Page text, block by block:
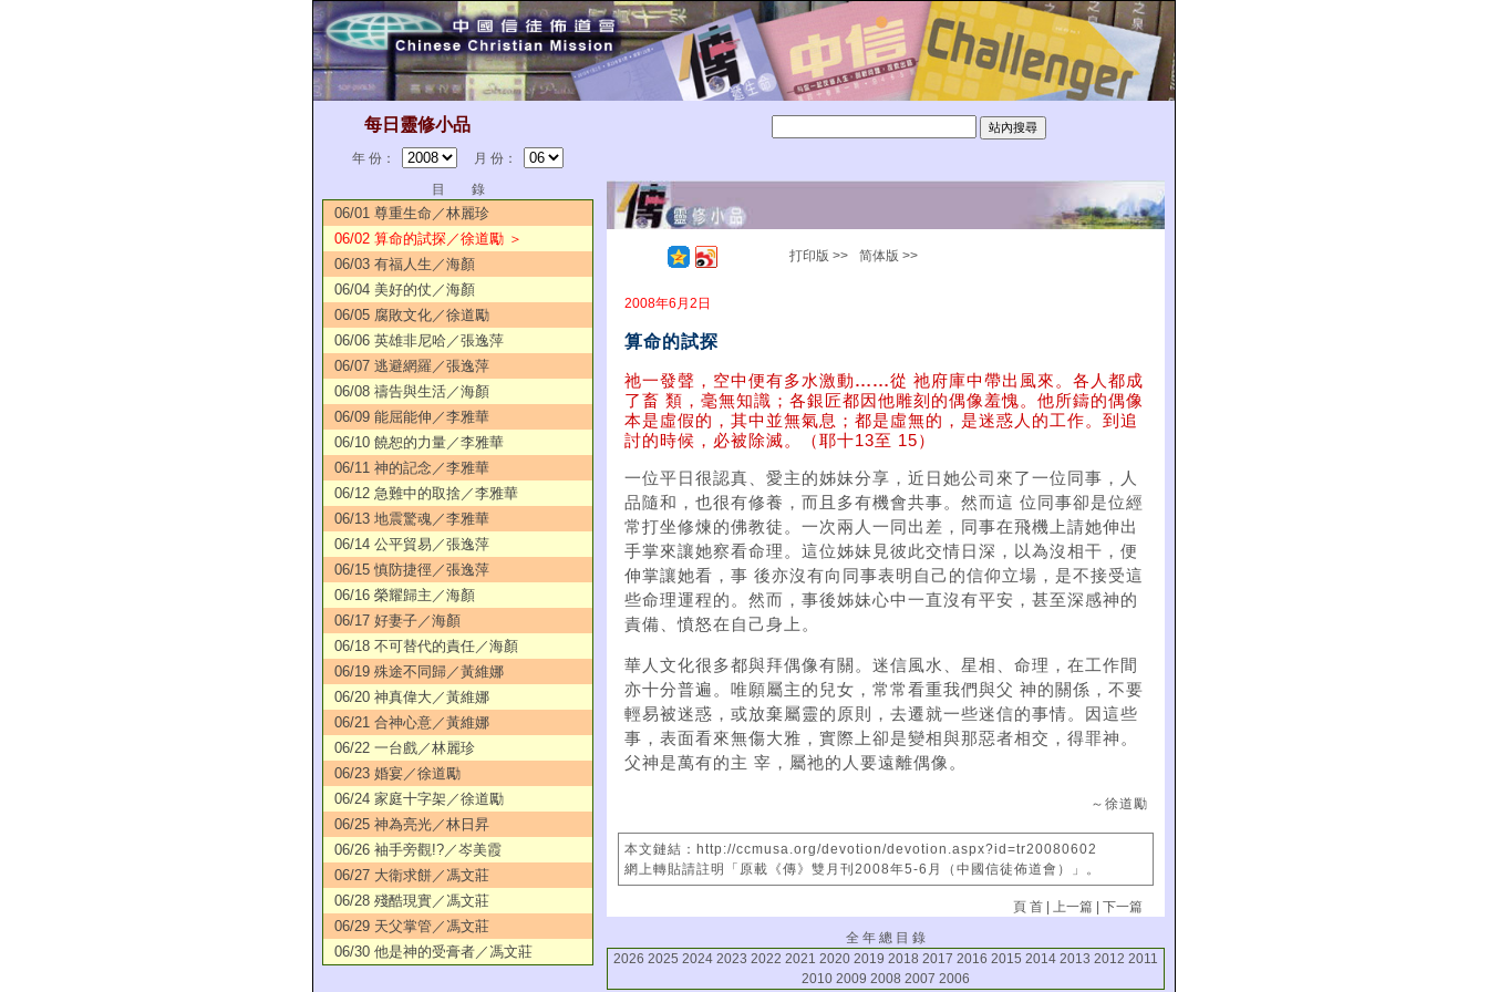
每日靈修小品
年 份：
月 份：
目 錄
06/01 尊重生命／林麗珍
06/02 算命的試探／徐道勵 ＞
06/03 有福人生／海顏
06/04 美好的仗／海顏
06/05 腐敗文化／徐道勵
06/06 英雄非尼哈／張逸萍
06/07 逃避網羅／張逸萍
06/08 禱告與生活／海顏
06/09 能屈能伸／李雅華
06/10 饒恕的力量／李雅華
06/11 神的記念／李雅華
06/12 急難中的取捨／李雅華
06/13 地震驚魂／李雅華
06/14 公平貿易／張逸萍
06/15 慎防捷徑／張逸萍
06/16 榮耀歸主／海顏
06/17 好妻子／海顏
06/18 不可替代的責任／海顏
06/19 殊途不同歸／黃維娜
06/20 神真偉大／黃維娜
06/21 合神心意／黃維娜
06/22 一台戲／林麗珍
06/23 婚宴／徐道勵
06/24 家庭十字架／徐道勵
06/25 神為亮光／林日昇
06/26 袖手旁觀!?／岑美霞
06/27 大衛求餅／馮文莊
06/28 殘酷現實／馮文莊
06/29 天父掌管／馮文莊
06/30 他是神的受膏者／馮文莊
打印版 >> 简体版 >>
2008年6月2日
算命的試探
祂一發聲，空中便有多水激動……從 祂府庫中帶出風來。各人都成
了畜 類，毫無知識；各銀匠都因他雕刻的偶像羞愧。他所鑄的偶像
本是虛假的，其中並無氣息；都是虛無的，是迷惑人的工作。到追
討的時候，必被除滅。（耶十13至 15）
一位平日很認真、愛主的姊妹分享，近日她公司來了一位同事，人
品隨和，也很有修養，而且多有機會共事。然而這 位同事卻是位經
常打坐修煉的佛教徒。一次兩人一同出差，同事在飛機上請她伸出
手掌來讓她察看命理。這位姊妹見彼此交情日深，以為沒相干，便
伸掌讓她看，事 後亦沒有向同事表明自己的信仰立場，是不接受這
些命理運程的。然而，事後姊妹心中一直沒有平安，甚至深感神的
責備、憤怒在自己身上。
華人文化很多都與拜偶像有關。迷信風水、星相、命理，在工作間
亦十分普遍。唯願屬主的兒女，常常看重我們與父 神的關係，不要
輕易被迷惑，或放棄屬靈的原則，去遷就一些迷信的事情。因這些
事，表面看來無傷大雅，實際上卻是變相與那惡者相交，得罪神。
父神是萬有的主 宰，屬祂的人要遠離偶像。
～徐道勵
本文鏈結：http://ccmusa.org/devotion/devotion.aspx?id=tr20080602
網上轉貼請註明「原載《傳》雙月刊2008年5-6月（中國信徒佈道會）」。
頁 首 | 上一篇 |下一篇
全 年 總 目 錄
2026 2025 2024 2023 2022 2021 2020 2019 2018 2017 2016 2015 2014 2013 2012 2011
2010 2009 2008 2007 2006